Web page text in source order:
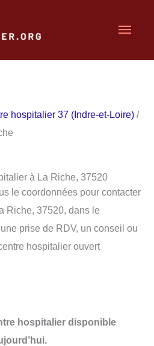
hospitalier 37 (Indre-et-Loire) /
à La Riche, 37520
le coordonnées pour contacter
Riche, 37520, dans le
prise de RDV, un conseil ou
hospitalier ouvert
hospitalier disponible